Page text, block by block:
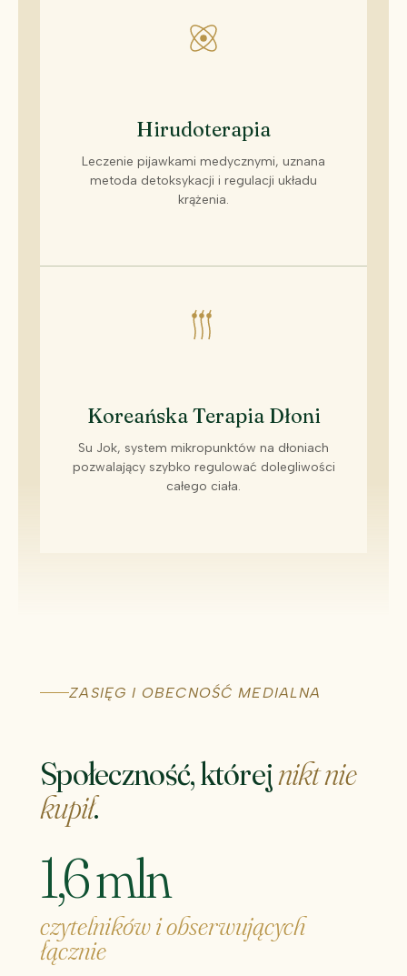
Hirudoterapia
Leczenie pijawkami medycznymi, uznana
metoda detoksykacji i regulacji układu
krążenia.
Koreańska Terapia Dłoni
Su Jok, system mikropunktów na dłoniach
pozwalający szybko regulować dolegliwości
całego ciała.
ZASIĘG I OBECNOŚĆ MEDIALNA
Społeczność, którejnikt nie
kupił.
1,6 mln
czytelników i obserwujących
łącznie